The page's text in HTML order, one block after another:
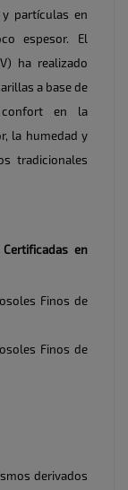
partículas en
espesor. El
ha realizado
a base de
confort en la
la humedad y
tradicionales
en
Finos de
Finos de
derivados